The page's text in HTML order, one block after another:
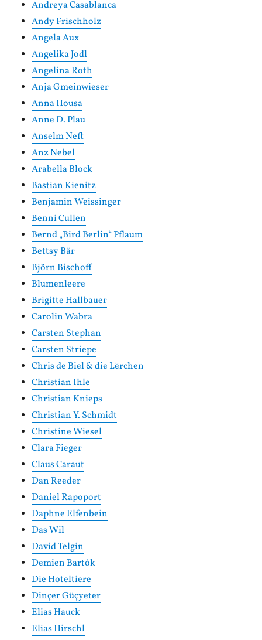
Andreya Casablanca
Andy Frischholz
Angela Aux
Angelika Jodl
Angelina Roth
Anja Gmeinwieser
Anna Housa
Anne D. Plau
Anselm Neft
Anz Nebel
Arabella Block
Bastian Kienitz
Benjamin Weissinger
Benni Cullen
Bernd „Bird Berlin“ Pflaum
Bettsy Bär
Björn Bischoff
Blumenleere
Brigitte Hallbauer
Carolin Wabra
Carsten Stephan
Carsten Striepe
Chris de Biel & die Lërchen
Christian Ihle
Christian Knieps
Christian Y. Schmidt
Christine Wiesel
Clara Fieger
Claus Caraut
Dan Reeder
Daniel Rapoport
Daphne Elfenbein
Das Wil
David Telgin
Demien Bartók
Die Hoteltiere
Dinçer Güçyeter
Elias Hauck
Elias Hirschl